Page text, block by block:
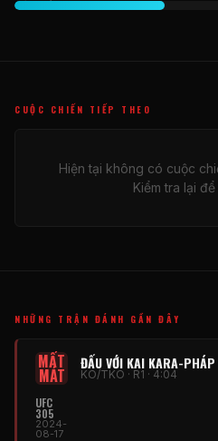
CUỘC CHIẾN TIẾP THEO
Hiện tại không có cuộc
Kiểm tra lại
NHỮNG TRẬN ĐÁNH GẦN ĐÂY
MẤT
MÁT
ĐẤU VỚI KAI KARA-PHÁP
KO/TKO · R1 · 4:04
UFC
305
2024-
08-17